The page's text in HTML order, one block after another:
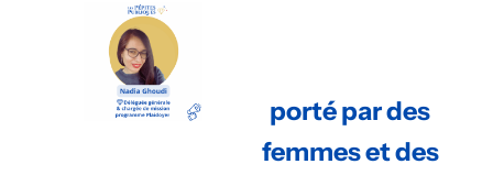
porté par des
femmes et des